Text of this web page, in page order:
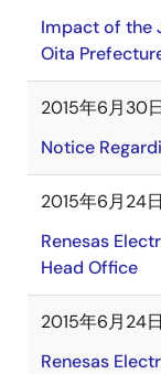
Impact of the
Oita
2015年6月30
Notice
2015年6月24日
Renesas
Head Office
2015年6月24日
Renesas